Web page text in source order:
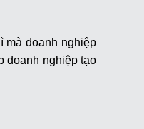
mà doanh nghiệp
doanh nghiệp tạo